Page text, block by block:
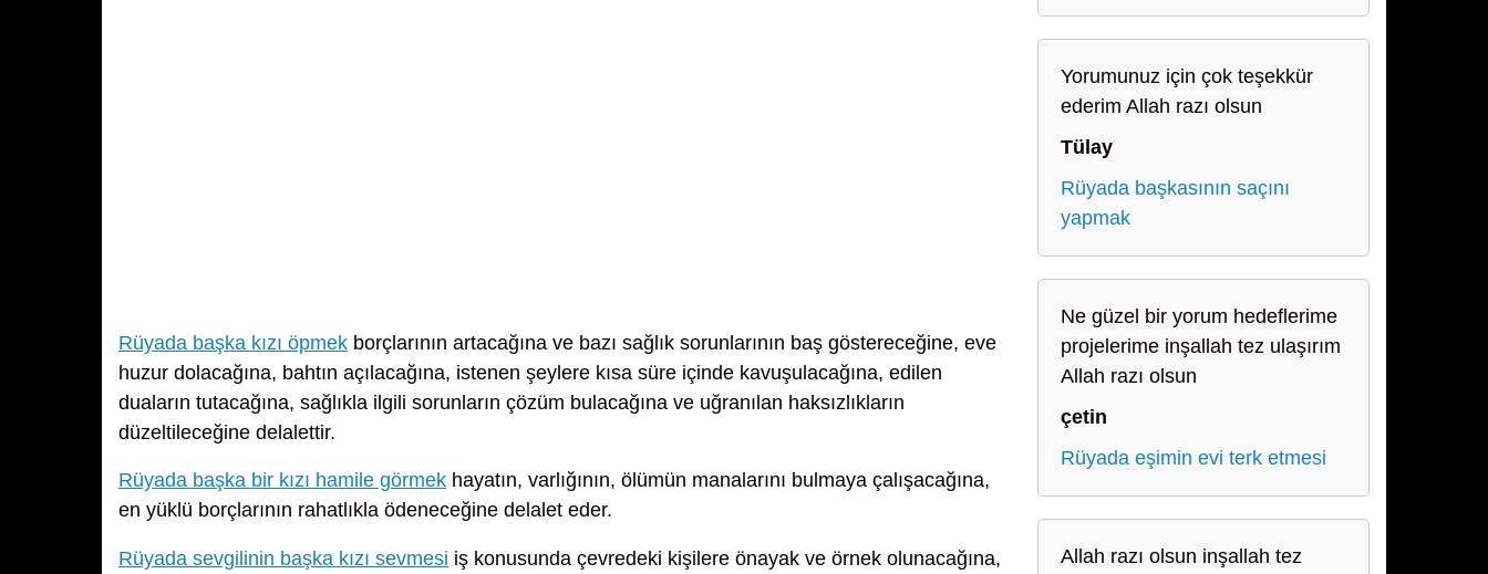
Rüyada başka kızı öpmek borçlarının artacağına ve bazı sağlık sorunlarının baş göstereceğine, eve
huzur dolacağına, bahtın açılacağına, istenen şeylere kısa süre içinde kavuşulacağına, edilen
duaların tutacağına, sağlıkla ilgili sorunların çözüm bulacağına ve uğranılan haksızlıkların
düzeltileceğine delalettir.
Rüyada başka bir kızı hamile görmek hayatın, varlığının, ölümün manalarını bulmaya çalışacağına,
en yüklü borçlarının rahatlıkla ödeneceğine delalet eder.
Rüyada sevgilinin başka kızı sevmesi iş konusunda çevredeki kişilere önayak ve örnek olunacağına,
Yorumunuz için çok teşekkür
ederim Allah razı olsun
Tülay
Rüyada başkasının saçını
yapmak
Ne güzel bir yorum hedeflerime
projelerime inşallah tez ulaşırım
Allah razı olsun
çetin
Rüyada eşimin evi terk etmesi
Allah razı olsun inşallah tez